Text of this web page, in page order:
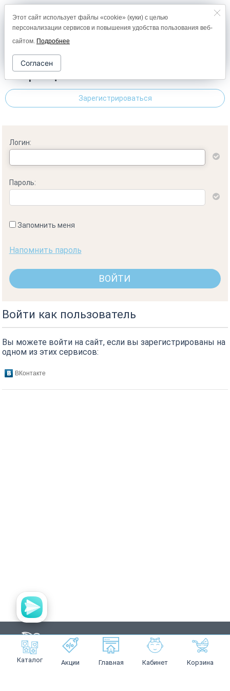
8 (800) 2000-978
Каталог Акции Главная Кабинет Корзина
Авторизация
Зарегистрироваться
Логин:
Пароль:
Запомнить меня
Напомнить пароль
Войти как пользователь
Вы можете войти на сайт, если вы зарегистрированы на
одном из этих сервисов:
ВКонтакте
Этот сайт использует файлы «cookie» (куки) с целью
персонализации сервисов и повышения удобства пользования веб-
сайтом. Подробнее
Согласен